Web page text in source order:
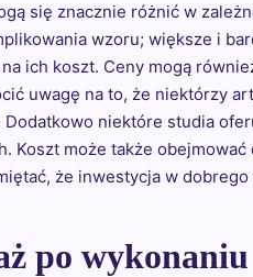
się znacznie różnić w
wzoru; większe i
ich koszt. Ceny mogą
uwagę na to, że niektórzy
Dodatkowo niektóre studia
Koszt może także
że inwestycja w
po wykonaniu